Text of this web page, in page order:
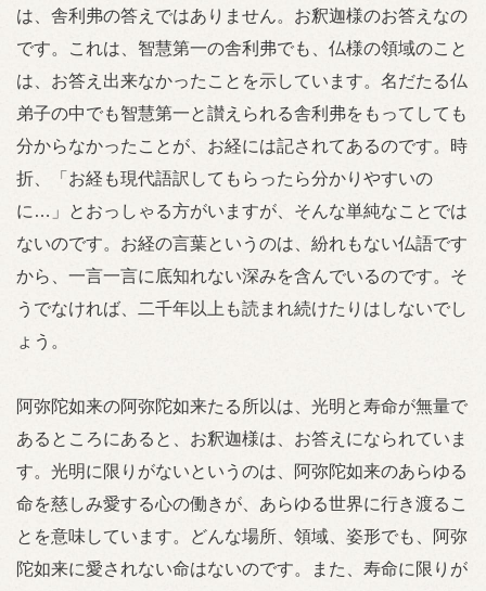
は、舎利弗の答えではありません。お釈迦様のお答えなの
です。これは、智慧第一の舎利弗でも、仏様の領域のこと
は、お答え出来なかったことを示しています。名だたる仏
弟子の中でも智慧第一と讃えられる舎利弗をもってしても
分からなかったことが、お経には記されてあるのです。時
折、「お経も現代語訳してもらったら分かりやすいの
に…」とおっしゃる方がいますが、そんな単純なことでは
ないのです。お経の言葉というのは、紛れもない仏語です
から、一言一言に底知れない深みを含んでいるのです。そ
うでなければ、二千年以上も読まれ続けたりはしないでし
ょう。
阿弥陀如来の阿弥陀如来たる所以は、光明と寿命が無量で
あるところにあると、お釈迦様は、お答えになられていま
す。光明に限りがないというのは、阿弥陀如来のあらゆる
命を慈しみ愛する心の働きが、あらゆる世界に行き渡るこ
とを意味しています。どんな場所、領域、姿形でも、阿弥
陀如来に愛されない命はないのです。また、寿命に限りが